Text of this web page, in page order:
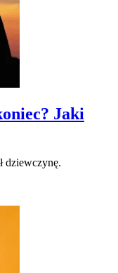
Jaki
dziewczynę.